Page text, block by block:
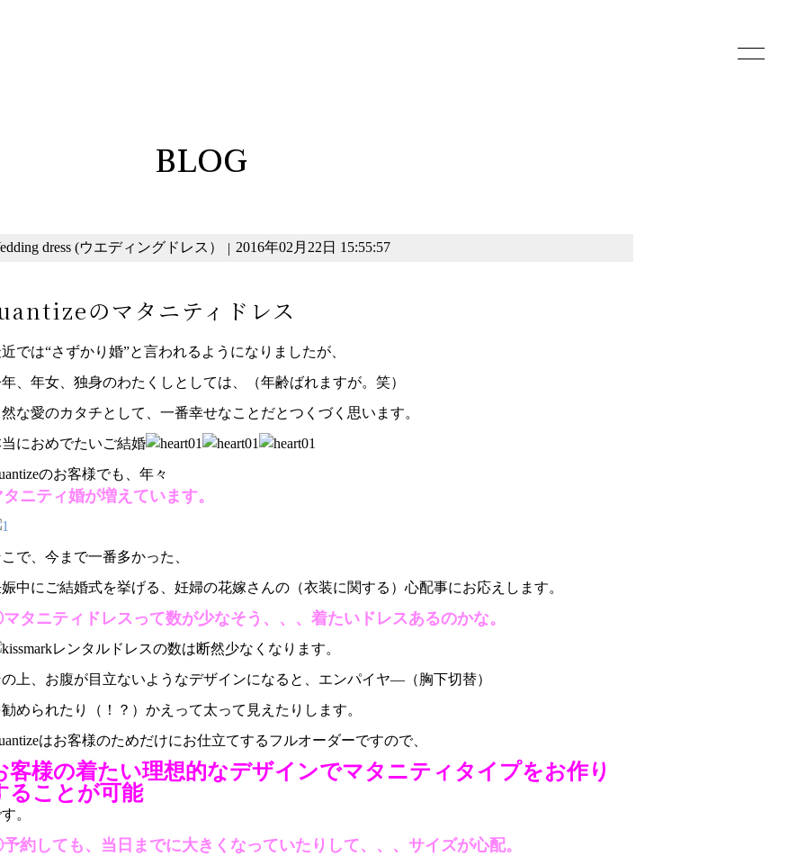
BLOG
dress (ウエディングドレス） | 2016年02月22日 15:55:57
のマタニティドレス
では“さずかり婚”と言われるようになりましたが、
、年女、独身のわたくしとしては、（年齢ばれますが。笑）
な愛のカタチとして、一番幸せなことだとつくづく思います。
におめでたいご結婚
のお客様でも、年々
ニティ婚が増えています。
で、今まで一番多かった、
中にご結婚式を挙げる、妊婦の花嫁さんの（衣装に関する）心配事にお応えします。
タニティドレスって数が少なそう、、、着たいドレスあるのかな。
レンタルドレスの数は断然少なくなります。
上、お腹が目立ないようなデザインになると、エンパイヤ―（胸下切替）
められたり（！？）かえって太って見えたりします。
はお客様のためだけにお仕立てするフルオーダーですので、
客様の着たい理想的なデザインでマタニティタイプをお作り
ることが可能
。
約しても、当日までに大きくなっていたりして、、、サイズが心配。